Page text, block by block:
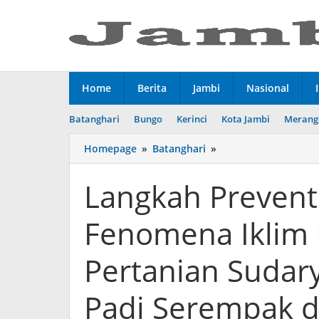
Home Berita Jambi Nasional
Batanghari Bungo Kerinci Kota Jambi
Homepage » Batanghari »
Preventif
Fenomena
Iklim
Ekstrem,
Wamen
Sudaryono
Pimpin
Padi
Langkah
Fenomena Iklim
Pertanian
Padi Serempak